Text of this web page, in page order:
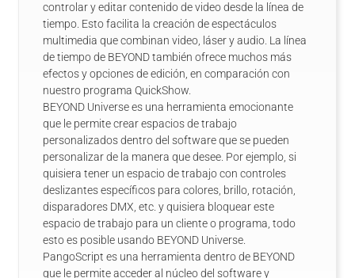
controlar y editar contenido de video desde la línea de
tiempo. Esto facilita la creación de espectáculos
multimedia que combinan video, láser y audio. La línea
de tiempo de BEYOND también ofrece muchos más
efectos y opciones de edición, en comparación con
nuestro programa QuickShow.
BEYOND Universe es una herramienta emocionante
que le permite crear espacios de trabajo
personalizados dentro del software que se pueden
personalizar de la manera que desee. Por ejemplo, si
quisiera tener un espacio de trabajo con controles
deslizantes específicos para colores, brillo, rotación,
disparadores DMX, etc. y quisiera bloquear este
espacio de trabajo para un cliente o programa, todo
esto es posible usando BEYOND Universe.
PangoScript es una herramienta dentro de BEYOND
que le permite acceder al núcleo del software y